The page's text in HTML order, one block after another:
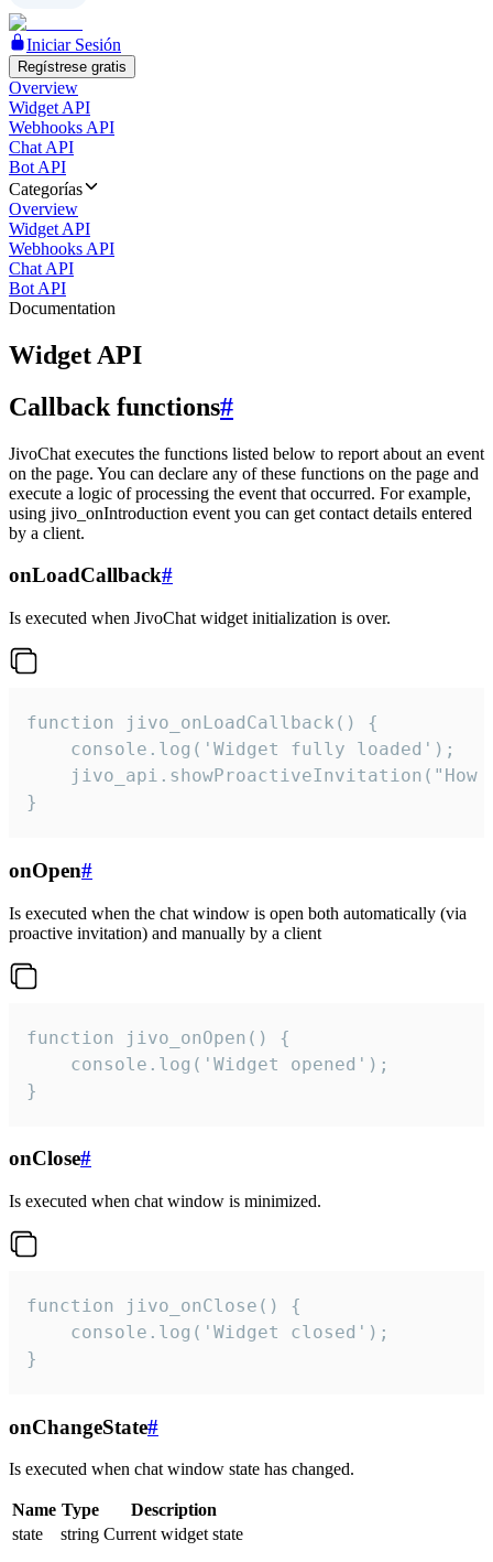
Iniciar Sesión
Regístrese gratis
Overview
Widget API
Webhooks API
Chat API
Bot API
Categorías
Overview
Widget API
Webhooks API
Chat API
Bot API
Documentation
Widget API
Callback functions#
JivoChat executes the functions listed below to report about an event
on the page. You can declare any of these functions on the page and
execute a logic of processing the event that occurred. For example,
using jivo_onIntroduction event you can get contact details entered
by a client.
onLoadCallback#
Is executed when JivoChat widget initialization is over.
function jivo_onLoadCallback() {
    console.log('Widget fully loaded');
jivo_api.showProactiveInvitation("How
}
onOpen#
Is executed when the chat window is open both automatically (via
proactive invitation) and manually by a client
function jivo_onOpen() {
    console.log('Widget opened');
}
onClose#
Is executed when chat window is minimized.
function jivo_onClose() {
    console.log('Widget closed');
}
onChangeState#
Is executed when chat window state has changed.
Name Type
Description
state
string Current widget state